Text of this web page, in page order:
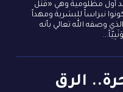
أول مظلومية وهي «قتل
نبراساً للبشرية ومهداً
وصفه الله تعالي بأنه
الرق